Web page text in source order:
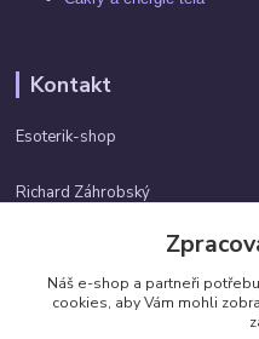
Kontakt
Esoterik-shop
Richard Záhrobský
info@esoterik-shop.cz
Náš e-shop a partneři
cookies, aby Vám mohli